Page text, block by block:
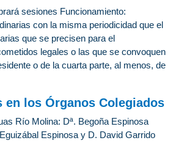
sesiones Funcionamiento:
con la misma periodicidad que el
que se precisen para el
legales o las que se convoquen
o de la cuarta parte, al menos, de
en los Órganos Colegiados
Río Molina: Dª. Begoña Espinosa
Espinosa y D. David Garrido